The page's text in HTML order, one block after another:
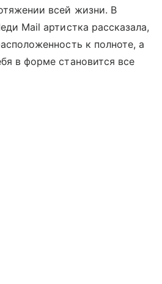
всей жизни. В
Mail артистка рассказала,
к полноте, а
в форме становится все